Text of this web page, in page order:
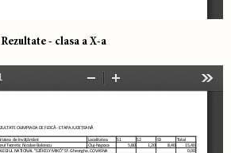
Rezultate - clasa a X-a